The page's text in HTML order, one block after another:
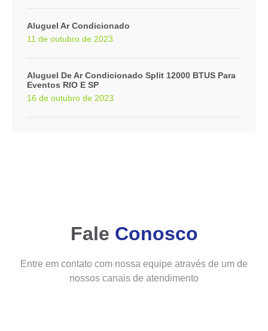
Aluguel Ar Condicionado
11 de outubro de 2023
Aluguel De Ar Condicionado Split 12000 BTUS Para
Eventos RIO E SP
16 de outubro de 2023
Fale Conosco
Entre em contato com nossa equipe através de um de
nossos canais de atendimento